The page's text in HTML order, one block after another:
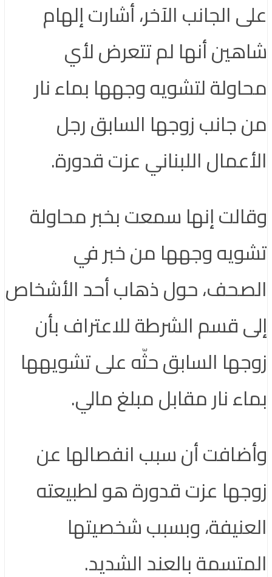
على الجانب الآخر، أشارت إلهام
شاهين أنها لم تتعرض لأي
محاولة لتشويه وجهها بماء نار
من جانب زوجها السابق رجل
الأعمال اللبناني عزت قدورة.
وقالت إنها سمعت بخبر محاولة
تشويه وجهها من خبر في
الصحف، حول ذهاب أحد الأشخاص
إلى قسم الشرطة للاعتراف بأن
زوجها السابق حثّه على تشويهها
بماء نار مقابل مبلغ مالي.
وأضافت أن سبب انفصالها عن
زوجها عزت قدورة هو لطبيعته
العنيفة، وبسبب شخصيتها
المتسمة بالعند الشديد.